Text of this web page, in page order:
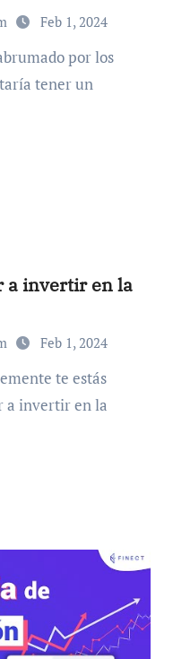
Feb 1, 2024
tener un
a invertir en la
Feb 1, 2024
a invertir en la